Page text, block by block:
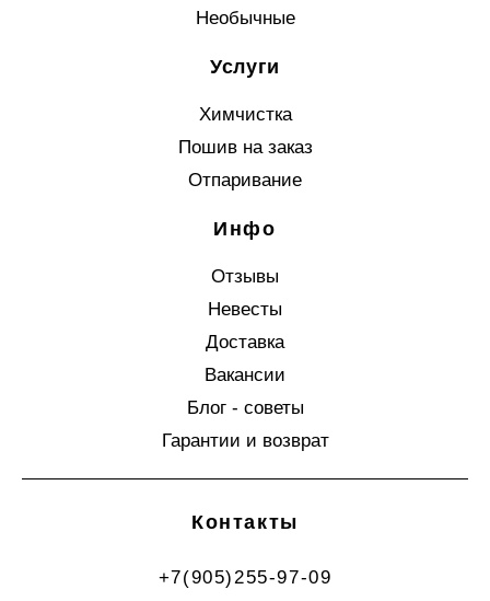
Необычные
Услуги
Химчистка
Пошив на заказ
Отпаривание
Инфо
Отзывы
Невесты
Доставка
Вакансии
Блог - советы
Гарантии и возврат
Контакты
+7(905)255-97-09